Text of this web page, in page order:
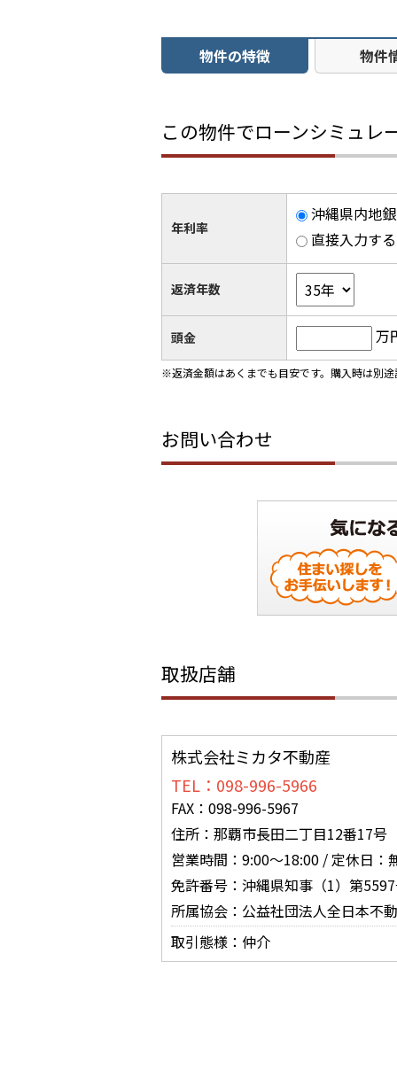
物件の特徴 物件
この物件でローンシミュレ
年利率
沖縄県内地
直接入力する
返済年数
頭金 万
※返済金額はあくまでも目安です。購入時は別
お問い合わせ
取扱店舗
株式会社ミカタ不動産
TEL：098-996-5966
FAX：098-996-5967
住所：那覇市長田二丁目12番17号
営業時間：9:00～18:00 / 定休日：
免許番号：沖縄県知事（1）第
所属協会：公益社団法人全日本不
取引態様：仲介